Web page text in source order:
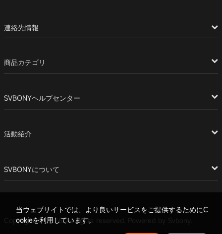
連絡先情報
商品カテゴリ
SVBONYヘルプセンター
活動紹介
SVBONYについて
Copyright © 2026. All rights reserved. Powered by Svbony.
当ウェブサイトでは、より良いサービスをご提供するためにC
ookieを利用しています。